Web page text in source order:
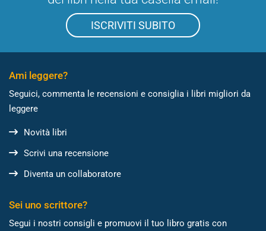
ISCRIVITI SUBITO
Ami leggere?
Seguici, commenta le recensioni e consiglia i libri migliori da
leggere
Novità libri
Scrivi una recensione
Diventa un collaboratore
Sei uno scrittore?
Segui i nostri consigli e promuovi il tuo libro gratis con